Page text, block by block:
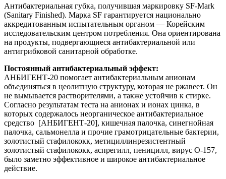
Антибактериальная губка, получившая маркировку SF-Mark
(Sanitary Finished). Марка SF гарантируется национально
аккредитованным испытательным органом — Корейским
исследовательским центром потребления. Она ориентирована
на продукты, подвергающиеся антибактериальной или
антигрибковой санитарной обработке.
Постоянный антибактериальный эффект:
АНБИГЕНТ-20 помогает антибактериальным анионам
объединяться в цеолитную структуру, которая не ржавеет. Он
не вымывается растворителями, а также устойчив к стирке.
Согласно результатам теста на анионах и ионах цинка, в
которых содержалось неорганическое антибактериальное
средство [АНБИГЕНТ-20], кишечная палочка, синегнойная
палочка, сальмонелла и прочие грамотрицательные бактерии,
золотистый стафилококк, метициллинрезистентный
золотистый стафилококк, аспрегилл, пеницилл, вирус О-157,
было заметно эффективное и широкое антибактериальное
действие.